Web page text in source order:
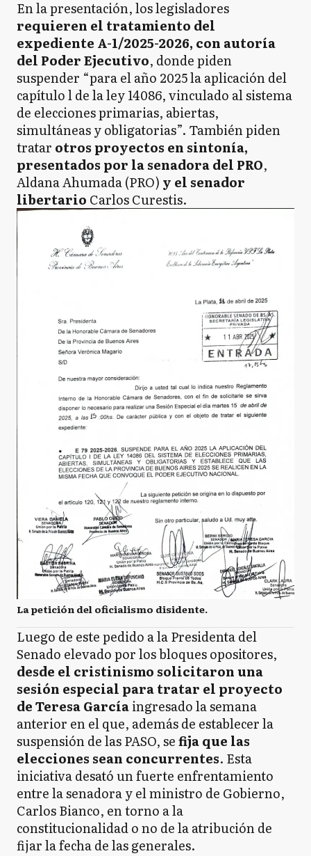
En la presentación, los legisladores
requieren el tratamiento del
expediente A-1/2025-2026, con autoría
del Poder Ejecutivo, donde piden
suspender “para el año 2025 la aplicación del
capítulo l de la ley 14086, vinculado al sistema
de elecciones primarias, abiertas,
simultáneas y obligatorias”. También piden
tratar otros proyectos en sintonía,
presentados por la senadora del PRO,
Aldana Ahumada (PRO) y el senador
libertario Carlos Curestis.
La petición del oficialismo disidente.
Luego de este pedido a la Presidenta del
Senado elevado por los bloques opositores,
desde el cristinismo solicitaron una
sesión especial para tratar el proyecto
de Teresa Garcíaingresado la semana
anterior en el que, además de establecer la
suspensión de las PASO, sefija que las
elecciones sean concurrentes. Esta
iniciativa desató un fuerte enfrentamiento
entre la senadora y el ministro de Gobierno,
Carlos Bianco, en torno a la
constitucionalidad o no de la atribución de
fijar la fecha de las generales.